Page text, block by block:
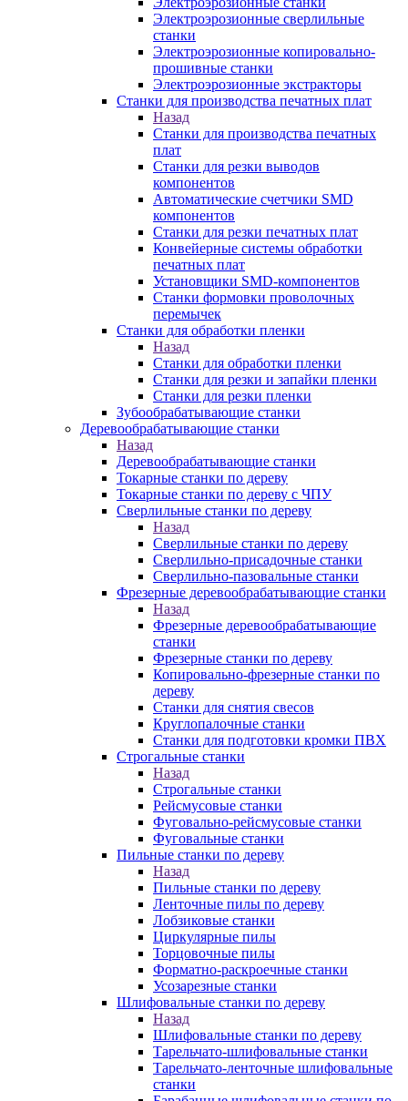
Электроэрозионные сверлильные
станки
Электроэрозионные копировально-
прошивные станки
Электроэрозионные экстракторы
Станки для производства печатных плат
Назад
Станки для производства печатных
плат
Станки для резки выводов
компонентов
Автоматические счетчики SMD
компонентов
Станки для резки печатных плат
Конвейерные системы обработки
печатных плат
Установщики SMD-компонентов
Станки формовки проволочных
перемычек
Станки для обработки пленки
Назад
Станки для обработки пленки
Станки для резки и запайки пленки
Станки для резки пленки
Зубообрабатывающие станки
Деревообрабатывающие станки
Назад
Деревообрабатывающие станки
Токарные станки по дереву
Токарные станки по дереву с ЧПУ
Сверлильные станки по дереву
Назад
Сверлильные станки по дереву
Сверлильно-присадочные станки
Сверлильно-пазовальные станки
Фрезерные деревообрабатывающие станки
Назад
Фрезерные деревообрабатывающие
станки
Фрезерные станки по дереву
Копировально-фрезерные станки по
дереву
Станки для снятия свесов
Круглопалочные станки
Станки для подготовки кромки ПВХ
Строгальные станки
Назад
Строгальные станки
Рейсмусовые станки
Фуговально-рейсмусовые станки
Фуговальные станки
Пильные станки по дереву
Назад
Пильные станки по дереву
Ленточные пилы по дереву
Лобзиковые станки
Циркулярные пилы
Торцовочные пилы
Форматно-раскроечные станки
Усозарезные станки
Шлифовальные станки по дереву
Назад
Шлифовальные станки по дереву
Тарельчато-шлифовальные станки
Тарельчато-ленточные шлифовальные
станки